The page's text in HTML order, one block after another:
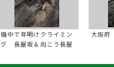
備中で年明けクライミン
グ 長屋坂＆向こう長屋
大阪